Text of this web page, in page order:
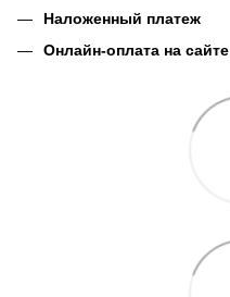
Наложенный платеж
Онлайн-оплата на сайте